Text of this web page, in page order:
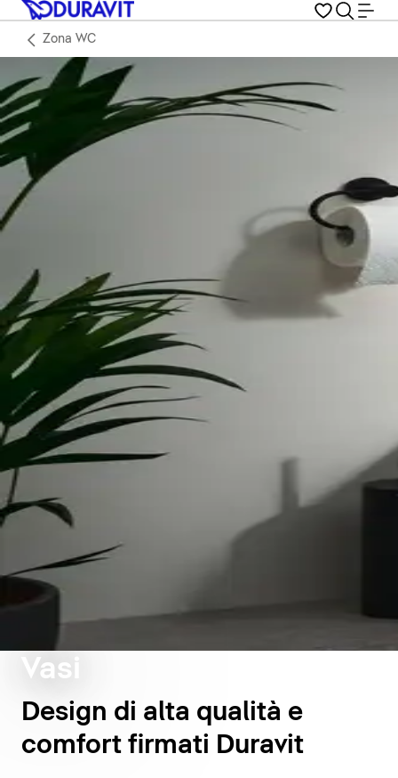
Zona WC
Vasi
Design di alta qualità e
comfort firmati Duravit